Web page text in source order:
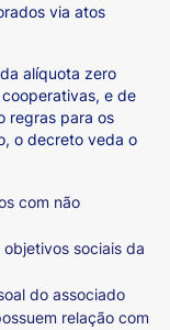
via atos
alíquota zero
e de
regras para os
o decreto veda o
com não
sociais da
do associado
relação com